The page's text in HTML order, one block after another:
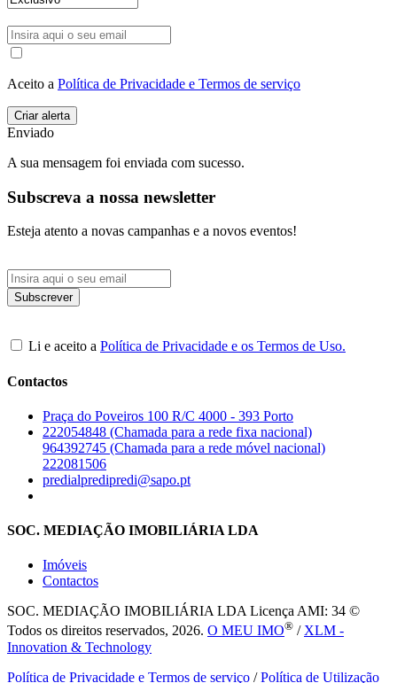
Aceito a Política de Privacidade e Termos de serviço
Enviado
A sua mensagem foi enviada com sucesso.
Subscreva a nossa newsletter
Esteja atento a novas campanhas e a novos eventos!
Li e aceito a Política de Privacidade e os Termos de Uso.
Contactos
Praça do Poveiros 100 R/C 4000 - 393 Porto
222054848 (Chamada para a rede fixa nacional)
964392745 (Chamada para a rede móvel nacional)
222081506
predialpredipredi@sapo.pt
SOC. MEDIAÇÃO IMOBILIÁRIA LDA
Imóveis
Contactos
SOC. MEDIAÇÃO IMOBILIÁRIA LDA Licença AMI: 34 ©
Todos os direitos reservados, 2026. O MEU IMO® /XLM -
Innovation & Technology
Política de Privacidade e Termos de serviço /Política de Utilização